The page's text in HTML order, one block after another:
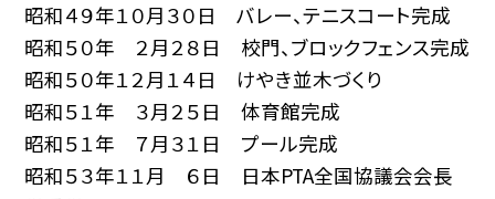
昭和４９年１０月３０日 バレー、テニスコート完成
昭和５０年 ２月２８日 校門、ブロックフェンス完成
昭和５０年１２月１４日 けやき並木づくり
昭和５１年 ３月２５日 体育館完成
昭和５１年 ７月３１日 プール完成
昭和５３年１１月 ６日 日本PTA全国協議会会長